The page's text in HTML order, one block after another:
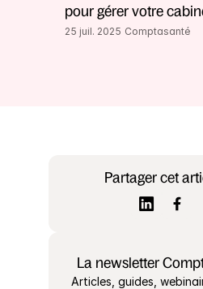
pour gérer votre
25 juil. 2025 Comptasanté
Partager cet
La newsletter
Articles, guides,